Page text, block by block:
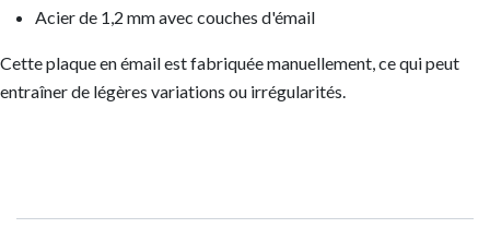
Acier de 1,2 mm avec couches d'émail
Cette plaque en émail est fabriquée manuellement, ce qui peut
entraîner de légères variations ou irrégularités.